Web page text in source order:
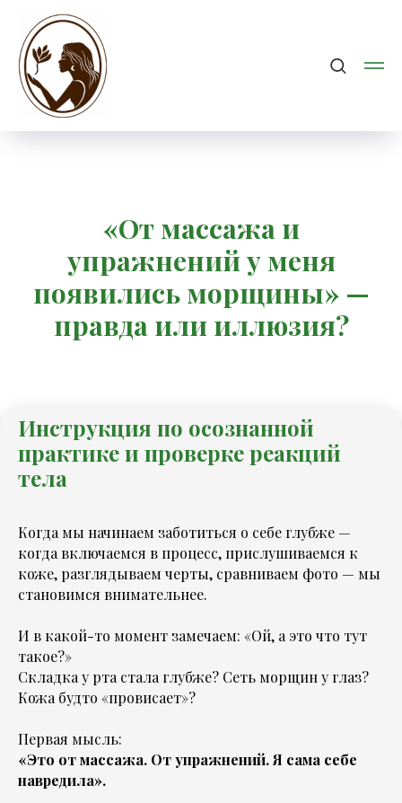
«От массажа и
упражнений у меня
появились морщины» —
правда или иллюзия?
Инструкция по осознанной
практике и проверке реакций
тела
Когда мы начинаем заботиться о себе глубже —
когда включаемся в процесс, прислушиваемся к
коже, разглядываем черты, сравниваем фото — мы
становимся внимательнее.
И в какой-то момент замечаем: «Ой, а это что тут
такое?»
Складка у рта стала глубже? Сеть морщин у глаз?
Кожа будто «провисает»?
Первая мысль:
«Это от массажа. От упражнений. Я сама себе
навредила».